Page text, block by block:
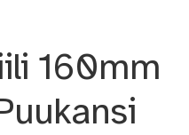
160mm